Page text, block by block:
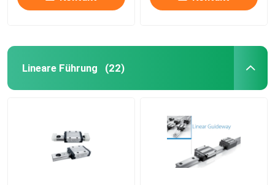
Lineare Führung (22)